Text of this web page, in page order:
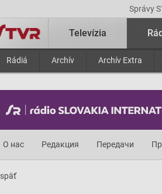
Správy
Televízia
Rádiá Archív Archív Extra
О нас Редакция Передачи
späť